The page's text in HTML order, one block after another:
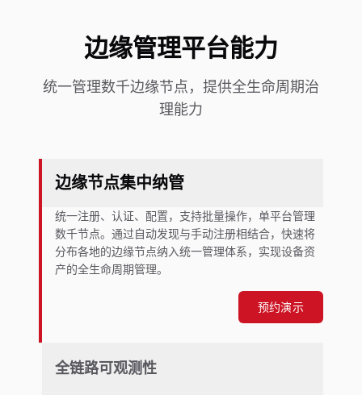
边缘管理平台能力
统一管理数千边缘节点，提供全生命周期治
理能力
边缘节点集中纳管
统一注册、认证、配置，支持批量操作，单平台管理
数千节点。通过自动发现与手动注册相结合，快速将
分布各地的边缘节点纳入统一管理体系，实现设备资
产的全生命周期管理。
预约演示
全链路可观测性